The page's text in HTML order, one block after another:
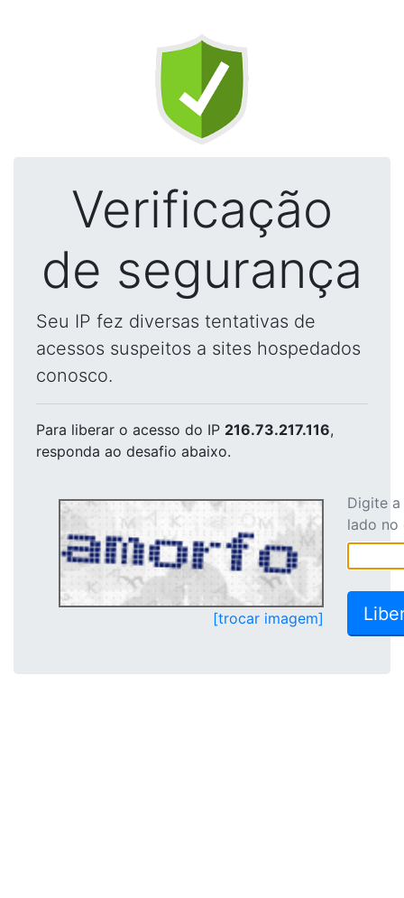
Verificação
de segurança
Seu IP fez diversas tentativas de
acessos suspeitos a sites hospedados
conosco.
Para liberar o acesso do IP 216.73.217.116,
responda ao desafio abaixo.
[trocar imagem]
Digite
lado no